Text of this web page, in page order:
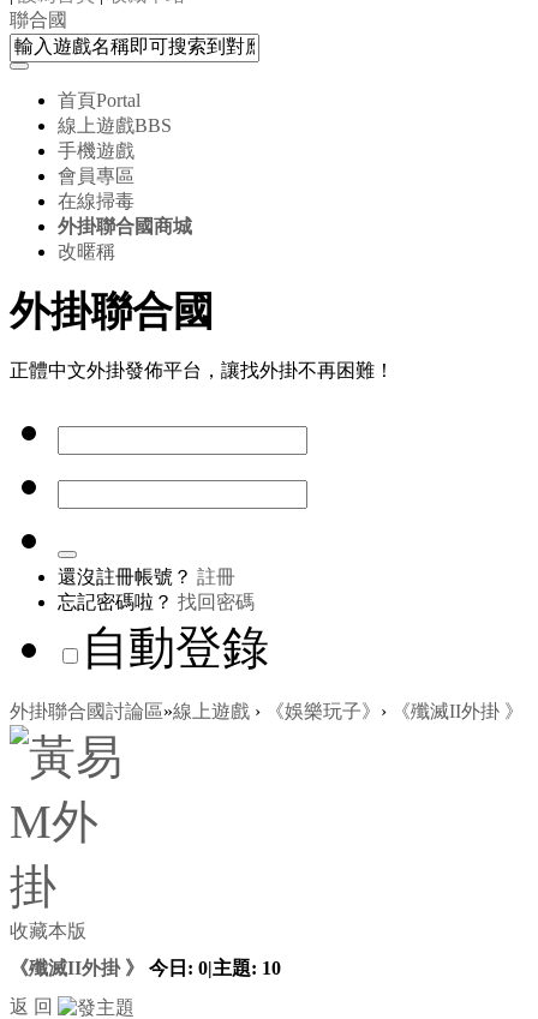
聯合國
首頁Portal
線上遊戲BBS
手機遊戲
會員專區
在線掃毒
外掛聯合國商城
改暱稱
外掛聯合國
正體中文外掛發佈平台，讓找外掛不再困難！
還沒註冊帳號？ 註冊
忘記密碼啦？ 找回密碼
自動登錄
外掛聯合國討論區»線上遊戲 › 《娛樂玩子》 › 《殲滅II外掛 》
收藏本版
《殲滅II外掛 》
今日: 0|主題: 10
返 回